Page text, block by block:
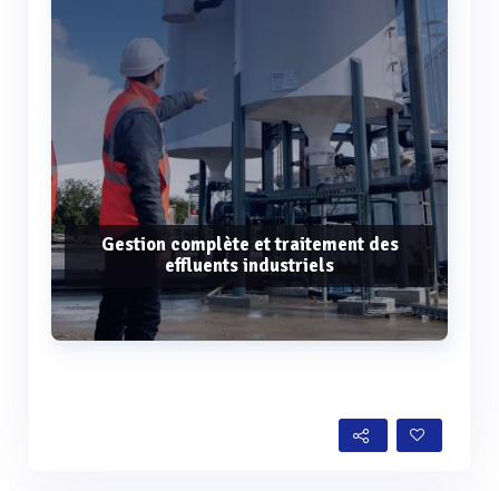
Gestion complète et traitement des
effluents industriels